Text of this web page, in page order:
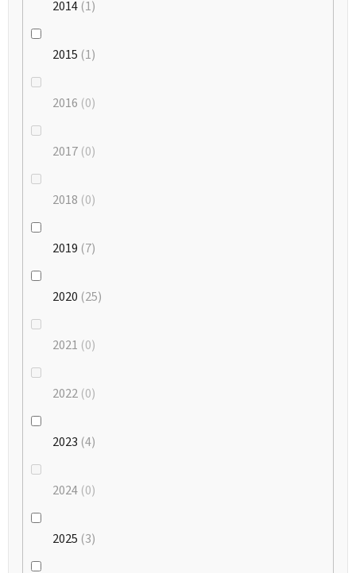
2014 1
2015 1
2016 0
2017 0
2018 0
2019 7
2020 25
2021 0
2022 0
2023 4
2024 0
2025 3